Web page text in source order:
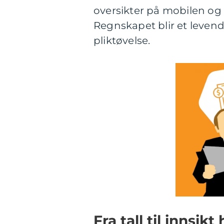
oversikter på mobilen
Regnskapet blir et
pliktøvelse.
Fra tall til innsikt